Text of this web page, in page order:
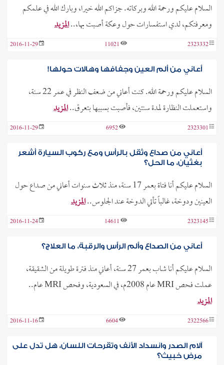
السلام عليكم ورحمة الله وبركاته. جزاكم الله خيرا، وبارك الله في علمكم
ومعرفتكم، لدي استفسارات حول وعكة أصبت بها،..المزيد
2323332
11021
2016-11-29
أعاني من ألم العين وجفافها وهالات حولها!
السلام عليكم ورحمة الله. كنت أعاني من ضعف النظر في عمر 22 سنة،
واستعملت النظارة لمدة سنتين، فأصبت بسببها بتعرق..المزيد
2323301
6952
2016-11-29
أعاني من صداع وثقل بالرأس ومع ركوب السيارة أشعر
بغثيان، ما الحل؟
السلام عليكم أنا فتاة بعمر 17 سنة، منذ ثلاث سنوات أعاني من صداع حول
العينين ودوخة، غالباً تأتي الدوخة عند الجلوس..المزيد
2323145
14611
2016-11-24
أعاني من الصداع وألم الرأس والرقبة، ما العلاج؟
السلام عليكم أنا شاب بعمر 27 سنة، أعاني منذ فترة طويلة من الشقيقة،
عملت فحص MRI عام 2008م، في السعودية، وفحص MRI عام..
المزيد
2322566
6604
2016-11-16
آلام الصدر وانسداد الأنف وتقرحات اللسان، هل تدل على
مرض خبيث؟